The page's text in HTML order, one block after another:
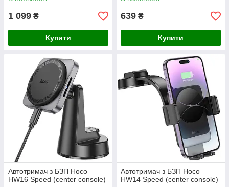
1 099 ₴
Купити
639 ₴
Купити
Автотримач з БЗП Hoco
HW16 Speed (center console)
Автотримач з БЗП Hoco
HW14 Speed (center console)